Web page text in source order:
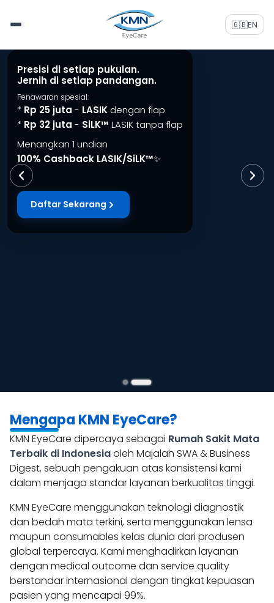
🇬🇧EN
Presisi di setiap pukulan.
Jernih di setiap pandangan.
Penawaran spesial:
* Rp 25 juta - LASIK dengan flap
* Rp 32 juta - SiLK™ LASIK tanpa flap
Menangkan 1 undian
100% Cashback LASIK/SiLK™✨
Daftar Sekarang
Mengapa KMN EyeCare?
KMN EyeCare dipercaya sebagai Rumah Sakit Mata
Terbaik di Indonesiaoleh Majalah SWA & Business
Digest, sebuah pengakuan atas konsistensi kami
dalam menjaga standar layanan berkualitas tinggi.
KMN EyeCare menggunakan teknologi diagnostik
dan bedah mata terkini, serta menggunakan lensa
maupun consumables kelas dunia dari produsen
global terpercaya. Kami menghadirkan layanan
dengan medical outcome dan service quality
berstandar internasional dengan tingkat kepuasan
pasien yang mencapai 99%.